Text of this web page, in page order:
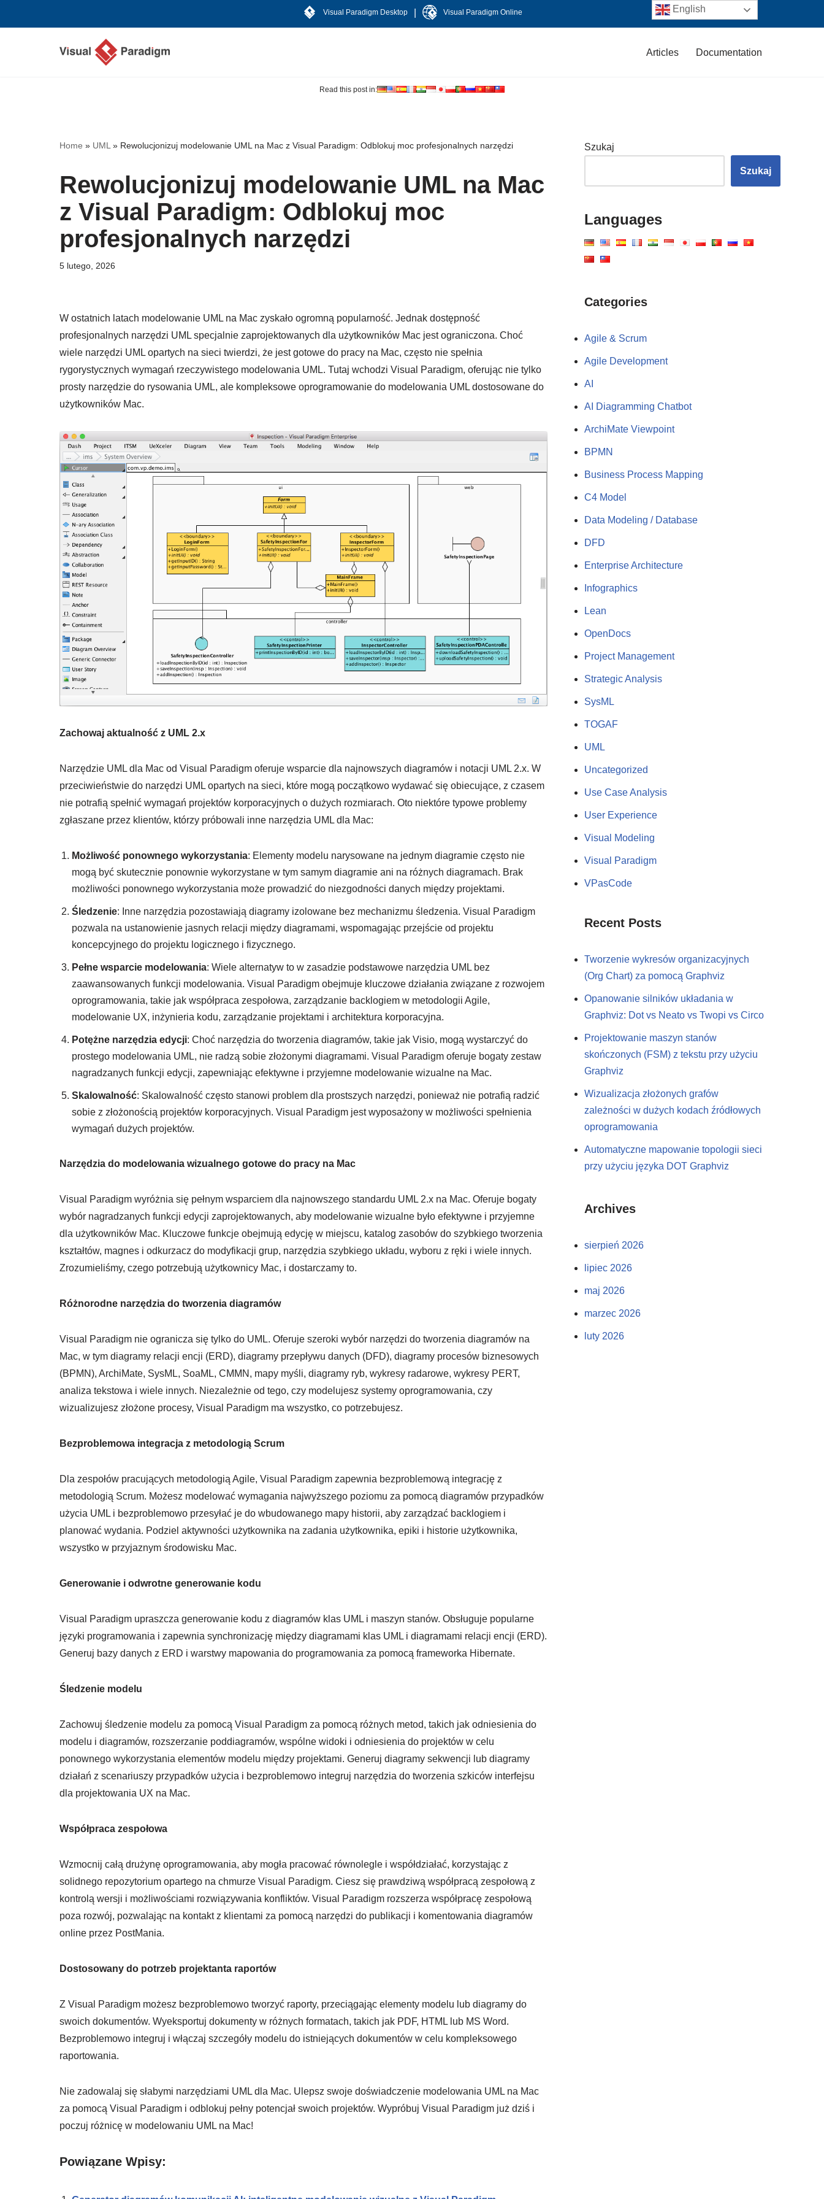
Visual Paradigm Desktop Visual Paradigm Online
Articles Documentation
Read this post in:
Home » UML » Rewolucjonizuj modelowanie UML na Mac z Visual Paradigm: Odblokuj moc profesjonalnych narzędzi
Rewolucjonizuj modelowanie UML na Mac
z Visual Paradigm: Odblokuj moc
profesjonalnych narzędzi
5 lutego, 2026
W ostatnich latach modelowanie UML na Mac zyskało ogromną popularność. Jednak dostępność
profesjonalnych narzędzi UML specjalnie zaprojektowanych dla użytkowników Mac jest ograniczona. Choć
wiele narzędzi UML opartych na sieci twierdzi, że jest gotowe do pracy na Mac, często nie spełnia
rygorystycznych wymagań rzeczywistego modelowania UML. Tutaj wchodzi Visual Paradigm, oferując nie tylko
prosty narzędzie do rysowania UML, ale kompleksowe oprogramowanie do modelowania UML dostosowane do
użytkowników Mac.
Zachowaj aktualność z UML 2.x
Narzędzie UML dla Mac od Visual Paradigm oferuje wsparcie dla najnowszych diagramów i notacji UML 2.x. W
przeciwieństwie do narzędzi UML opartych na sieci, które mogą początkowo wydawać się obiecujące, z czasem
nie potrafią spełnić wymagań projektów korporacyjnych o dużych rozmiarach. Oto niektóre typowe problemy
zgłaszane przez klientów, którzy próbowali inne narzędzia UML dla Mac:
Możliwość ponownego wykorzystania: Elementy modelu narysowane na jednym diagramie często nie
mogą być skutecznie ponownie wykorzystane w tym samym diagramie ani na różnych diagramach. Brak
możliwości ponownego wykorzystania może prowadzić do niezgodności danych między projektami.
Śledzenie: Inne narzędzia pozostawiają diagramy izolowane bez mechanizmu śledzenia. Visual Paradigm
pozwala na ustanowienie jasnych relacji między diagramami, wspomagając przejście od projektu
koncepcyjnego do projektu logicznego i fizycznego.
Pełne wsparcie modelowania: Wiele alternatyw to w zasadzie podstawowe narzędzia UML bez
zaawansowanych funkcji modelowania. Visual Paradigm obejmuje kluczowe działania związane z rozwojem
oprogramowania, takie jak współpraca zespołowa, zarządzanie backlogiem w metodologii Agile,
modelowanie UX, inżynieria kodu, zarządzanie projektami i architektura korporacyjna.
Potężne narzędzia edycji: Choć narzędzia do tworzenia diagramów, takie jak Visio, mogą wystarczyć do
prostego modelowania UML, nie radzą sobie złożonymi diagramami. Visual Paradigm oferuje bogaty zestaw
nagradzanych funkcji edycji, zapewniając efektywne i przyjemne modelowanie wizualne na Mac.
Skalowalność: Skalowalność często stanowi problem dla prostszych narzędzi, ponieważ nie potrafią radzić
sobie z złożonością projektów korporacyjnych. Visual Paradigm jest wyposażony w możliwości spełnienia
wymagań dużych projektów.
Narzędzia do modelowania wizualnego gotowe do pracy na Mac
Visual Paradigm wyróżnia się pełnym wsparciem dla najnowszego standardu UML 2.x na Mac. Oferuje bogaty
wybór nagradzanych funkcji edycji zaprojektowanych, aby modelowanie wizualne było efektywne i przyjemne
dla użytkowników Mac. Kluczowe funkcje obejmują edycję w miejscu, katalog zasobów do szybkiego tworzenia
kształtów, magnes i odkurzacz do modyfikacji grup, narzędzia szybkiego układu, wyboru z ręki i wiele innych.
Zrozumieliśmy, czego potrzebują użytkownicy Mac, i dostarczamy to.
Różnorodne narzędzia do tworzenia diagramów
Visual Paradigm nie ogranicza się tylko do UML. Oferuje szeroki wybór narzędzi do tworzenia diagramów na
Mac, w tym diagramy relacji encji (ERD), diagramy przepływu danych (DFD), diagramy procesów biznesowych
(BPMN), ArchiMate, SysML, SoaML, CMMN, mapy myśli, diagramy ryb, wykresy radarowe, wykresy PERT,
analiza tekstowa i wiele innych. Niezależnie od tego, czy modelujesz systemy oprogramowania, czy
wizualizujesz złożone procesy, Visual Paradigm ma wszystko, co potrzebujesz.
Bezproblemowa integracja z metodologią Scrum
Dla zespołów pracujących metodologią Agile, Visual Paradigm zapewnia bezproblemową integrację z
metodologią Scrum. Możesz modelować wymagania najwyższego poziomu za pomocą diagramów przypadków
użycia UML i bezproblemowo przesyłać je do wbudowanego mapy historii, aby zarządzać backlogiem i
planować wydania. Podziel aktywności użytkownika na zadania użytkownika, epiki i historie użytkownika,
wszystko w przyjaznym środowisku Mac.
Generowanie i odwrotne generowanie kodu
Visual Paradigm upraszcza generowanie kodu z diagramów klas UML i maszyn stanów. Obsługuje popularne
języki programowania i zapewnia synchronizację między diagramami klas UML i diagramami relacji encji (ERD).
Generuj bazy danych z ERD i warstwy mapowania do programowania za pomocą frameworka Hibernate.
Śledzenie modelu
Zachowuj śledzenie modelu za pomocą Visual Paradigm za pomocą różnych metod, takich jak odniesienia do
modelu i diagramów, rozszerzanie poddiagramów, wspólne widoki i odniesienia do projektów w celu
ponownego wykorzystania elementów modelu między projektami. Generuj diagramy sekwencji lub diagramy
działań z scenariuszy przypadków użycia i bezproblemowo integruj narzędzia do tworzenia szkiców interfejsu
dla projektowania UX na Mac.
Współpraca zespołowa
Wzmocnij całą drużynę oprogramowania, aby mogła pracować równolegle i współdziałać, korzystając z
solidnego repozytorium opartego na chmurze Visual Paradigm. Ciesz się prawdziwą współpracą zespołową z
kontrolą wersji i możliwościami rozwiązywania konfliktów. Visual Paradigm rozszerza współpracę zespołową
poza rozwój, pozwalając na kontakt z klientami za pomocą narzędzi do publikacji i komentowania diagramów
online przez PostMania.
Dostosowany do potrzeb projektanta raportów
Z Visual Paradigm możesz bezproblemowo tworzyć raporty, przeciągając elementy modelu lub diagramy do
swoich dokumentów. Wyeksportuj dokumenty w różnych formatach, takich jak PDF, HTML lub MS Word.
Bezproblemowo integruj i włączaj szczegóły modelu do istniejących dokumentów w celu kompleksowego
raportowania.
Nie zadowalaj się słabymi narzędziami UML dla Mac. Ulepsz swoje doświadczenie modelowania UML na Mac
za pomocą Visual Paradigm i odblokuj pełny potencjał swoich projektów. Wypróbuj Visual Paradigm już dziś i
poczuj różnicę w modelowaniu UML na Mac!
Powiązane Wpisy:
Szukaj
Szukaj
Languages
Categories
Agile & Scrum
Agile Development
AI
AI Diagramming Chatbot
ArchiMate Viewpoint
BPMN
Business Process Mapping
C4 Model
Data Modeling / Database
DFD
Enterprise Architecture
Infographics
Lean
OpenDocs
Project Management
Strategic Analysis
SysML
TOGAF
UML
Uncategorized
Use Case Analysis
User Experience
Visual Modeling
Visual Paradigm
VPasCode
Recent Posts
Tworzenie wykresów organizacyjnych
(Org Chart) za pomocą Graphviz
Opanowanie silników układania w
Graphviz: Dot vs Neato vs Twopi vs Circo
Projektowanie maszyn stanów
skończonych (FSM) z tekstu przy użyciu
Graphviz
Wizualizacja złożonych grafów
zależności w dużych kodach źródłowych
oprogramowania
Automatyczne mapowanie topologii sieci
przy użyciu języka DOT Graphviz
Archives
sierpień 2026
lipiec 2026
maj 2026
marzec 2026
luty 2026
English